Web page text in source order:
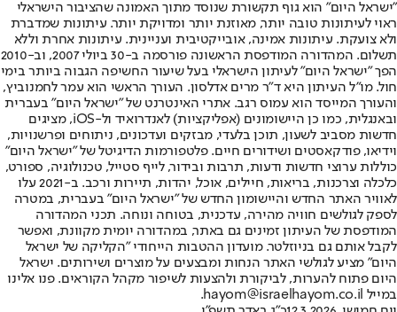
"ישראל היום" הוא גוף תקשורת שנוסד מתוך האמונה שהציבור הישראלי
ראוי לעיתונות טובה יותר, מאוזנת יותר ומדויקת יותר. עיתונות שמדברת
ולא צועקת. עיתונות אמינה, אובייקטיבית ועניינית. עיתונות אחרת וללא
תשלום. המהדורה המודפסת הראשונה פורסמה ב-30 ביולי 2007, וב-2010
הפך "ישראל היום" לעיתון הישראלי בעל שיעור החשיפה הגבוה ביותר בימי
חול. מו"ל העיתון היא ד"ר מרים אדלסון. העורך הראשי הוא עמר לחמנוביץ,
והעורך המייסד הוא עמוס רגב. אתרי האינטרנט של "ישראל היום" בעברית
ובאנגלית, כמו כן היישומונים (אפליקציות) לאנדרואיד ול-iOS, מציגים
חדשות מסביב לשעון, תוכן בלעדי, מבזקים ועדכונים, ניתוחים ופרשנויות,
וידיאו, פודקאסטים ושידורים חיים. פלטפורמות הדיגיטל של "ישראל היום"
כוללות ערוצי חדשות ודעות, תרבות ובידור, לייף סטייל, טכנולוגיה, ספורט,
כלכלה וצרכנות, בריאות, חיילים, אוכל, יהדות, תיירות ורכב. ב-2021 עלו
לאוויר האתר החדש והיישומון החדש של "ישראל היום" בעברית, במטרה
לספק לגולשים חוויה מהירה, עדכנית, בטוחה ונוחה. תכני המהדורה
המודפסת של העיתון זמינים גם באתר, במהדורה יומית מקוונת, ואפשר
לקבל אותם גם בניוזלטר. מועדון ההטבות הייחודי "הקליקה של ישראל
היום" מציע לגולשי האתר הנחות ומבצעים על מוצרים ושירותים. ישראל
היום פתוח להערות, לביקורת ולהצעות לשיפור מקהל הקוראים. פנו אלינו
במייל hayom@israelhayom.co.il.